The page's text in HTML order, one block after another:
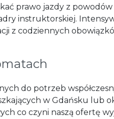
prawo jazdy z
instruktorskiej.
z codziennych
do potrzeb
w Gdańsku lub
co czyni naszą ofertę